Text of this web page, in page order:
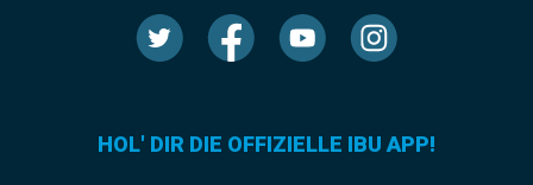
HOL' DIR DIE OFFIZIELLE IBU APP!